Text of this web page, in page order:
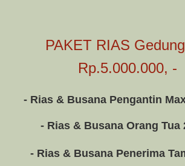
PAKET RIAS
Rp.5.000.000, -
- Rias & Busana Pengantin
- Rias & Busana Orang Tua
- Rias & Busana Penerima